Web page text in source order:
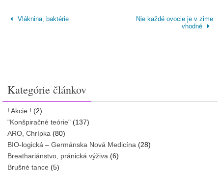
Vláknina, baktérie
Nie každé ovocie je v zime
vhodné
Kategórie článkov
! Akcie ! (2)
"Konšpiračné teórie" (137)
ARO, Chrípka (80)
BIO-logická – Germánska Nová Medicína (28)
Breathariánstvo, pránická výživa (6)
Brušné tance (5)